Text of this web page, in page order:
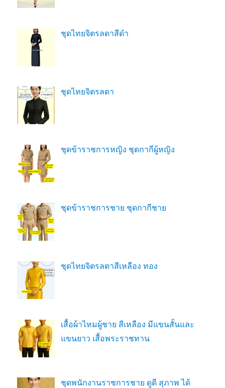
ชุดไทยจิตรลดาสีดํา
ชุดไทยจิตรลดา
ชุดข้าราชการหญิง ชุดกากีผู้หญิง
ชุดข้าราชการชาย ชุดกากีชาย
ชุดไทยจิตรลดาสีเหลือง ทอง
เสื้อผ้าไหมผู้ชาย สีเหลือง มีแขนสั้นและ
แขนยาว เสื้อพระราชทาน
ชุดพนักงานราชการชาย ดูดี สุภาพ ได้